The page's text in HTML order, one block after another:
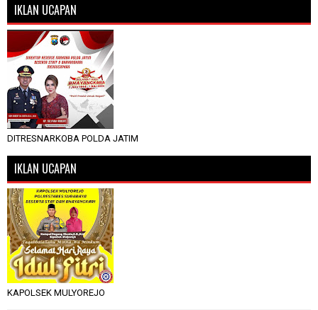
IKLAN UCAPAN
DITRESNARKOBA POLDA JATIM
IKLAN UCAPAN
KAPOLSEK MULYOREJO